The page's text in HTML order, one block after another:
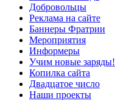
Добровольцы
Реклама на сайте
Баннеры Фратрии
Мероприятия
Информеры
Учим новые заряды!
Копилка сайта
Двадцатое число
Наши проекты